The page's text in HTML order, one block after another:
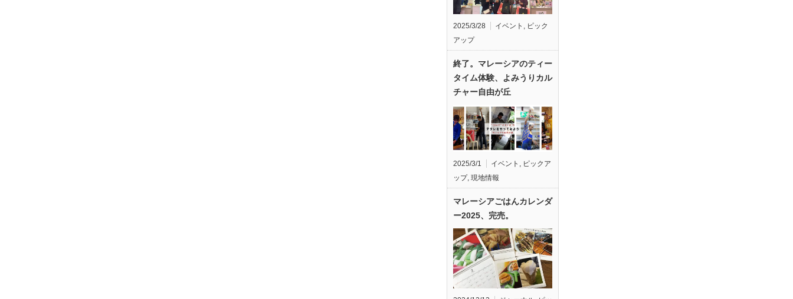
2025/3/28 イベント
ピック
アップ
終了。マレーシアのティー
タイム体験、よみうりカル
チャー自由が丘
2025/3/1 イベント , ピックア
ップ, 現地情報
マレーシアごはんカレンダ
ー2025、完売。